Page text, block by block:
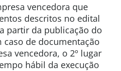
vencedora que
descritos no edital
partir da publicação do
caso de documentação
vencedora, o 2º lugar
hábil da execução